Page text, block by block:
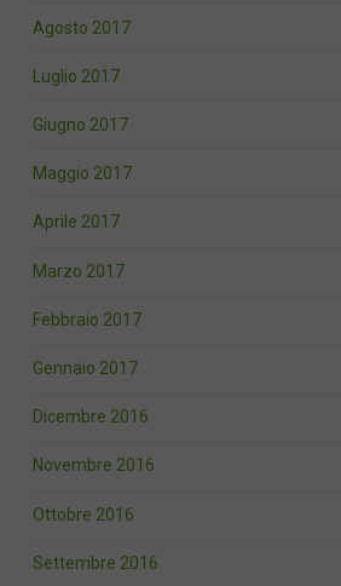
Agosto 2017
Luglio 2017
Giugno 2017
Maggio 2017
Aprile 2017
Marzo 2017
Febbraio 2017
Gennaio 2017
Dicembre 2016
Novembre 2016
Ottobre 2016
Settembre 2016